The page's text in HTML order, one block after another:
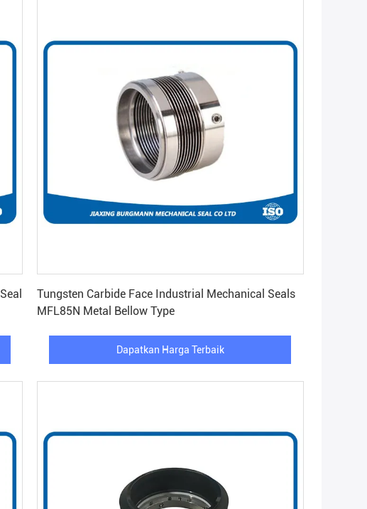
Tungsten Carbide Face Industrial Mechanical Seals
MFL85N Metal Bellow Type
Dapatkan Harga Terbaik